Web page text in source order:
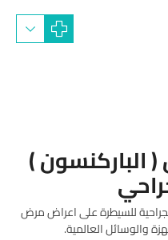
الباركنسون )
للسيطرة على اعراض مرض
والوسائل العالمية.